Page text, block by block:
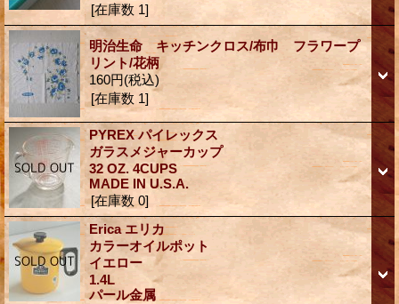
[在庫数 1]
明治生命 キッチンクロス/布巾 フラワープ
リント/花柄
160円(税込)
[在庫数 1]
PYREX パイレックス
ガラスメジャーカップ
32 OZ. 4CUPS
MADE IN U.S.A.
[在庫数 0]
Erica エリカ
カラーオイルポット
イエロー
1.4L
パール金属